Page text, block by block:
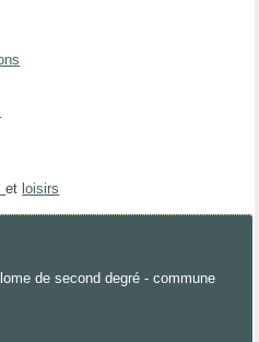
et loisirs
de second degré - commune